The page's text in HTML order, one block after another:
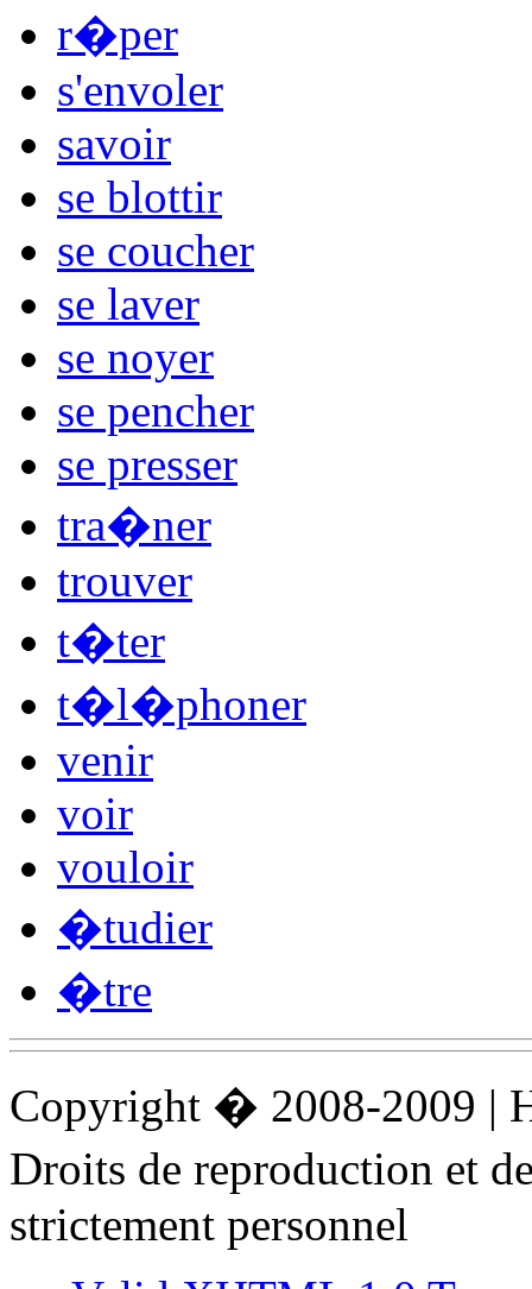
r�per
s'envoler
savoir
se blottir
se coucher
se laver
se noyer
se pencher
se presser
tra�ner
trouver
t�ter
t�l�phoner
venir
voir
vouloir
�tudier
�tre
Copyright � 2008-2009 |
Droits de reproduction et
strictement personnel